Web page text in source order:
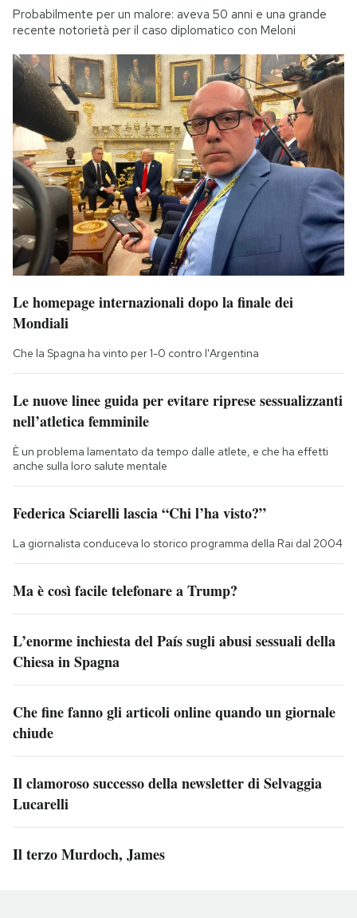
Probabilmente per un malore: aveva 50 anni e una grande
recente notorietà per il caso diplomatico con Meloni
Le homepage internazionali dopo la finale dei
Mondiali
Che la Spagna ha vinto per 1-0 contro l'Argentina
Le nuove linee guida per evitare riprese sessualizzanti
nell’atletica femminile
È un problema lamentato da tempo dalle atlete, e che ha effetti
anche sulla loro salute mentale
Federica Sciarelli lascia “Chi l’ha visto?”
La giornalista conduceva lo storico programma della Rai dal 2004
Ma è così facile telefonare a Trump?
L’enorme inchiesta del País sugli abusi sessuali della
Chiesa in Spagna
Che fine fanno gli articoli online quando un giornale
chiude
Il clamoroso successo della newsletter di Selvaggia
Lucarelli
Il terzo Murdoch, James